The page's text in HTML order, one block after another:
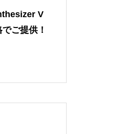
V
ご提供！